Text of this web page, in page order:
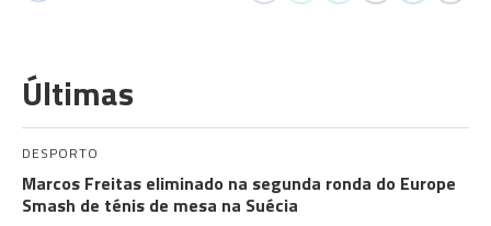
Últimas
DESPORTO
Marcos Freitas eliminado na segunda ronda do Europe
Smash de ténis de mesa na Suécia